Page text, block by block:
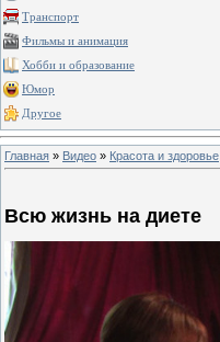
Транспорт
Фильмы и анимация
Хобби и образование
Юмор
Другое
Главная » Видео » Красота и здоровье
Всю жизнь на диете